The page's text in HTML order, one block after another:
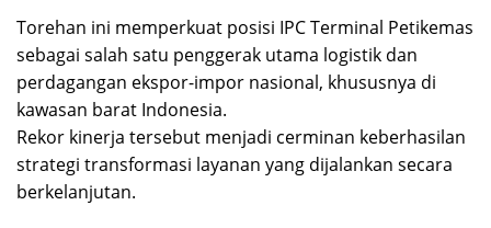
Torehan ini memperkuat posisi IPC Terminal Petikemas
sebagai salah satu penggerak utama logistik dan
perdagangan ekspor-impor nasional, khususnya di
kawasan barat Indonesia.
Rekor kinerja tersebut menjadi cerminan keberhasilan
strategi transformasi layanan yang dijalankan secara
berkelanjutan.